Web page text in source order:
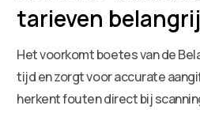
tarieven
Het voorkomt boetes van de
tijd en zorgt voor accurate
herkent fouten direct bij